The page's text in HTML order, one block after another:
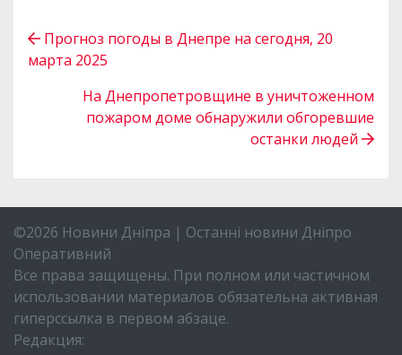
Прогноз погоды в Днепре на сегодня, 20
марта 2025
На Днепропетровщине в уничтоженном
пожаром доме обнаружили обгоревшие
останки людей
©2026 Новини Дніпра | Останні новини Дніпро
Оперативний
Все права защищены. При полном или частичном
использовании материалов обязательна активная
гиперссылка в первом абзаце.
Редакция: